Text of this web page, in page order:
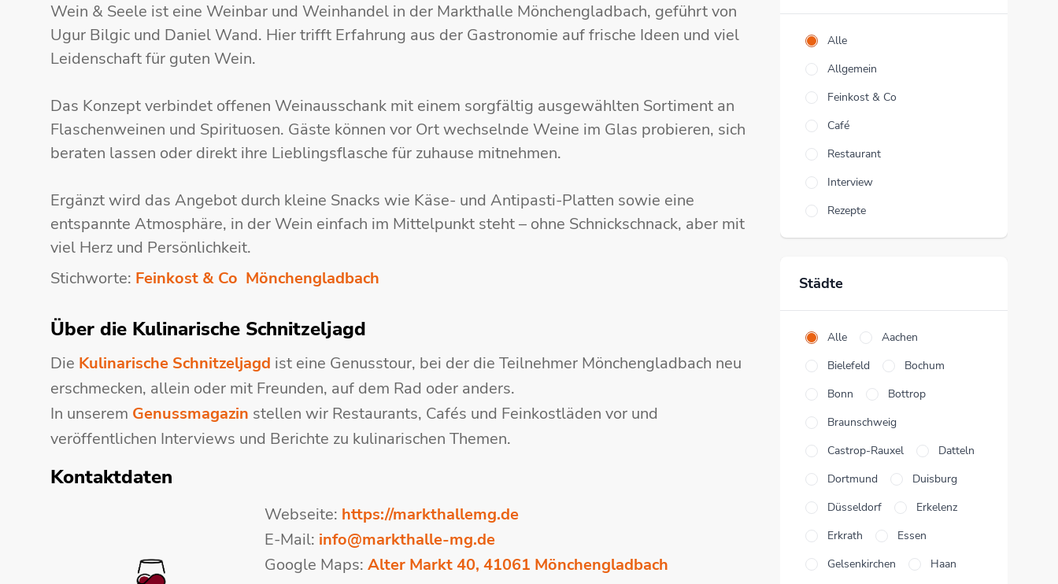
Wein & Seele ist eine Weinbar und Weinhandel in der Markthalle Mönchengladbach, geführt von
Ugur Bilgic und Daniel Wand. Hier trifft Erfahrung aus der Gastronomie auf frische Ideen und viel
Leidenschaft für guten Wein.
Das Konzept verbindet offenen Weinausschank mit einem sorgfältig ausgewählten Sortiment an
Flaschenweinen und Spirituosen. Gäste können vor Ort wechselnde Weine im Glas probieren, sich
beraten lassen oder direkt ihre Lieblingsflasche für zuhause mitnehmen.
Ergänzt wird das Angebot durch kleine Snacks wie Käse- und Antipasti-Platten sowie eine
entspannte Atmosphäre, in der Wein einfach im Mittelpunkt steht – ohne Schnickschnack, aber mit
viel Herz und Persönlichkeit.
Stichworte: Feinkost & Co Mönchengladbach
Über die Kulinarische Schnitzeljagd
Die Kulinarische Schnitzeljagd ist eine Genusstour, bei der die Teilnehmer Mönchengladbach neu
erschmecken, allein oder mit Freunden, auf dem Rad oder anders.
In unserem Genussmagazin stellen wir Restaurants, Cafés und Feinkostläden vor und
veröffentlichen Interviews und Berichte zu kulinarischen Themen.
Kontaktdaten
Webseite: https://markthallemg.de
E-Mail: info@markthalle-mg.de
Google Maps: Alter Markt 40, 41061 Mönchengladbach
Alle
Allgemein
Feinkost & Co
Café
Restaurant
Interview
Rezepte
Städte
Alle
Aachen
Bielefeld
Bochum
Bonn
Bottrop
Braunschweig
Castrop-Rauxel
Datteln
Dortmund
Duisburg
Düsseldorf
Erkelenz
Erkrath
Essen
Gelsenkirchen
Haan